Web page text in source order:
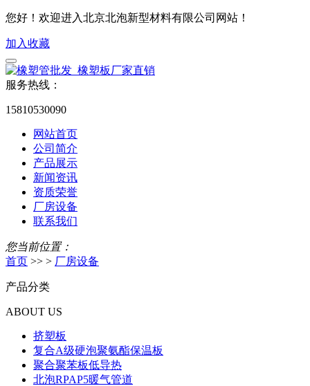
您好！欢迎进入北京北泡新型材料有限公司网站！
加入收藏
服务热线：
15810530090
网站首页
公司简介
产品展示
新闻资讯
资质荣誉
厂房设备
联系我们
您当前位置：
首页 >> > 厂房设备
产品分类
ABOUT US
挤塑板
复合A级硬泡聚氨酯保温板
聚合聚苯板低导热
北泡RPAP5暖气管道